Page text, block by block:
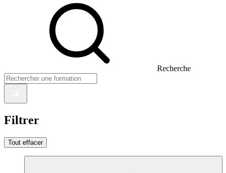
Recherche
Filtrer
Tout effacer